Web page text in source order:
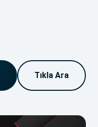
Tıkla Ara